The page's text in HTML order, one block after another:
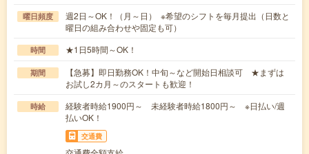
曜日頻度
週2日～OK！（月～日） ※希望のシフトを毎月提出（日数と
曜日の組み合わせや固定も可）
時間 ★1日5時間～OK！
期間
【急募】即日勤務OK！中旬～など開始日相談可 ★まずは
お試し2カ月～のスタートも歓迎！
時給
経験者時給1900円～ 未経験者時給1800円～ ※日払い/週
払いOK！
交通費